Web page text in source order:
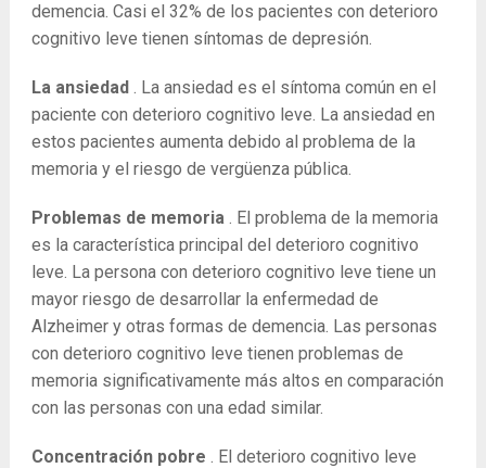
demencia. Casi el 32% de los pacientes con deterioro
cognitivo leve tienen síntomas de depresión.
La ansiedad. La ansiedad es el síntoma común en el
paciente con deterioro cognitivo leve. La ansiedad en
estos pacientes aumenta debido al problema de la
memoria y el riesgo de vergüenza pública.
Problemas de memoria. El problema de la memoria
es la característica principal del deterioro cognitivo
leve. La persona con deterioro cognitivo leve tiene un
mayor riesgo de desarrollar la enfermedad de
Alzheimer y otras formas de demencia. Las personas
con deterioro cognitivo leve tienen problemas de
memoria significativamente más altos en comparación
con las personas con una edad similar.
Concentración pobre . El deterioro cognitivo leve